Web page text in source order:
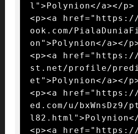
l">Polynion</a></p>
<p><a href="https://
ook.com/
on">Polynion</a></
<p><a href="https://
st.net/profile/
et">Polynion</a></
<p><a href="https://
ed.com/u/
<p><a href="https://